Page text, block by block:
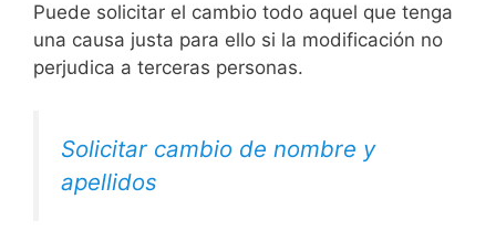
Puede solicitar el cambio todo aquel que tenga
una causa justa para ello si la modificación no
perjudica a terceras personas.
Solicitar cambio de nombre y
apellidos